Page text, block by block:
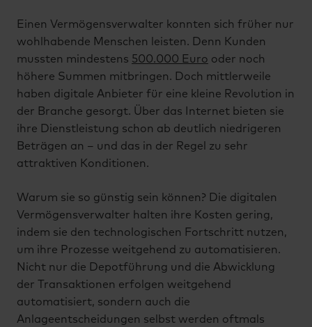
Einen Vermögensverwalter konnten sich früher nur
wohlhabende Menschen leisten. Denn Kunden
mussten mindestens 500.000 Euro oder noch
höhere Summen mitbringen. Doch mittlerweile
haben digitale Anbieter für eine kleine Revolution in
der Branche gesorgt. Über das Internet bieten sie
ihre Dienstleistung schon ab deutlich niedrigeren
Beträgen an – und das in der Regel zu sehr
attraktiven Konditionen.
Warum sie so günstig sein können? Die digitalen
Vermögensverwalter halten ihre Kosten gering,
indem sie den technologischen Fortschritt nutzen,
um ihre Prozesse weitgehend zu automatisieren.
Nicht nur die Depotführung und die Abwicklung
der Transaktionen erfolgen weitgehend
automatisiert, sondern auch die
Anlageentscheidungen selbst werden oftmals